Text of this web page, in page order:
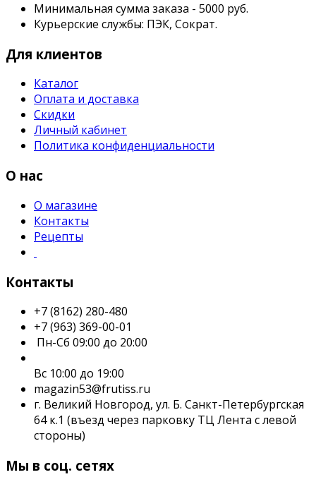
Минимальная сумма заказа - 5000 руб.
Курьерские службы: ПЭК, Сократ.
Для клиентов
Каталог
Оплата и доставка
Скидки
Личный кабинет
Политика конфиденциальности
О нас
О магазине
Контакты
Рецепты
Контакты
+7 (8162) 280-480
+7 (963) 369-00-01
Пн-Сб 09:00 до 20:00
Вс 10:00 до 19:00
magazin53@frutiss.ru
г. Великий Новгород, ул. Б. Санкт-Петербургская
64 к.1 (въезд через парковку ТЦ Лента с левой
стороны)
Мы в соц. сетях